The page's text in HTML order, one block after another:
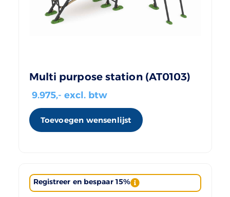
Multi purpose station (AT0103)
9.975,- excl. btw
Toevoegen wensenlijst
Registreer en bespaar 15%